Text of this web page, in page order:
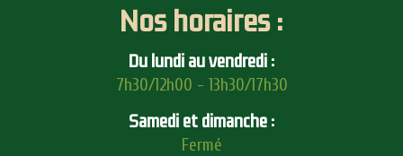
Nos horaires :
Du lundi au vendredi :
7h30/12h00 - 13h30/17h30
Samedi et dimanche :
Fermé